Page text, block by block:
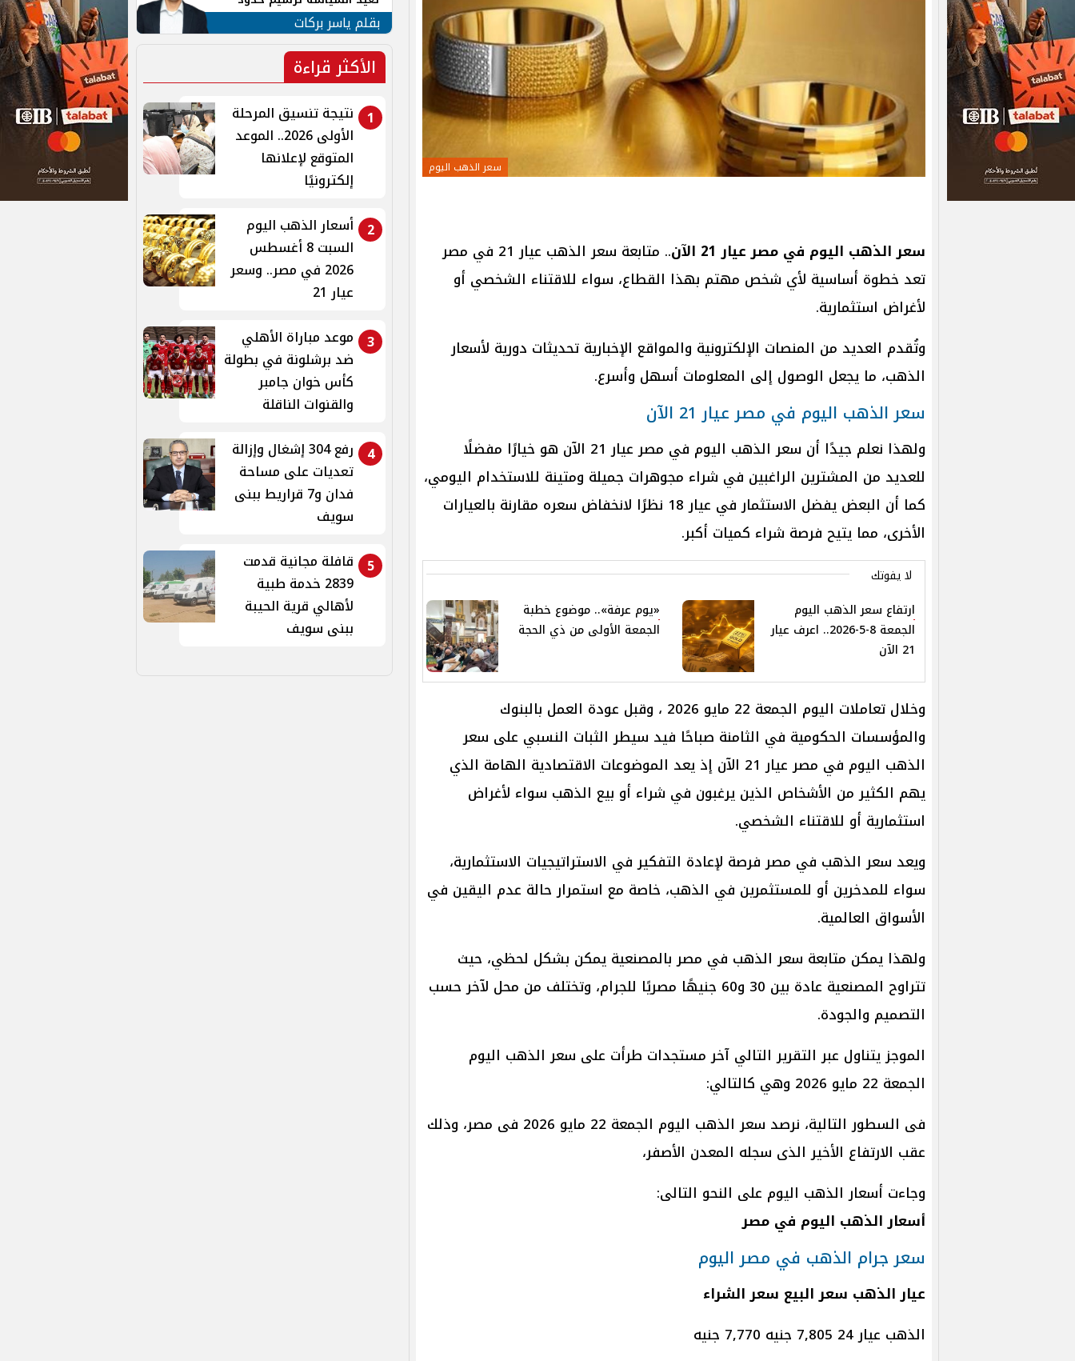
سعر الذهب اليوم
سعر الذهب اليوم في مصر عيار 21 الآن
.. متابعة سعر الذهب عيار 21 في مصر
تعد خطوة أساسية لأي شخص مهتم بهذا القطاع، سواء للاقتناء الشخصي أو
لأغراض استثمارية.
وتُقدم العديد من المنصات الإلكترونية والمواقع الإخبارية تحديثات دورية لأسعار
الذهب، ما يجعل الوصول إلى المعلومات أسهل وأسرع.
سعر الذهب اليوم في مصر عيار 21 الآن
ولهذا نعلم جيدًا أن سعر الذهب اليوم في مصر عيار 21 الآن هو خيارًا مفضلًا
للعديد من المشترين الراغبين في شراء مجوهرات جميلة ومتينة للاستخدام اليومي،
كما أن البعض يفضل الاستثمار في عيار 18 نظرًا لانخفاض سعره مقارنة بالعيارات
الأخرى، مما يتيح فرصة شراء كميات أكبر.
لا يفوتك
ارتفاع سعر الذهب اليوم
الجمعة 8-5-2026.. اعرف عيار
21 الآن
«يوم عرفة».. موضوع خطبة
الجمعة الأولى من ذي الحجة
وخلال تعاملات اليوم الجمعة 22 مايو 2026 ، وقبل عودة العمل بالبنوك
والمؤسسات الحكومية في الثامنة صباحًا فيد سيطر الثبات النسبي على سعر
الذهب اليوم في مصر عيار 21 الآن إذ يعد الموضوعات الاقتصادية الهامة الذي
يهم الكثير من الأشخاص الذين يرغبون في شراء أو بيع الذهب سواء لأغراض
استثمارية أو للاقتناء الشخصي.
ويعد سعر الذهب في مصر فرصة لإعادة التفكير في الاستراتيجيات الاستثمارية،
سواء للمدخرين أو للمستثمرين في الذهب، خاصة مع استمرار حالة عدم اليقين في
الأسواق العالمية.
ولهذا يمكن متابعة سعر الذهب في مصر بالمصنعية يمكن بشكل لحظي، حيث
تتراوح المصنعية عادة بين 30 و60 جنيهًا مصريًا للجرام، وتختلف من محل لآخر حسب
التصميم والجودة.
الموجز يتناول عبر التقرير التالي آخر مستجدات طرأت على سعر الذهب اليوم
الجمعة 22 مايو 2026 وهي كالتالي:
فى السطور التالية، نرصد سعر الذهب اليوم الجمعة 22 مايو 2026 فى مصر، وذلك
عقب الارتفاع الأخير الذى سجله المعدن الأصفر،
وجاءت أسعار الذهب اليوم على النحو التالى:
أسعار الذهب اليوم في مصر
سعر جرام الذهب في مصر اليوم
عيار الذهب سعر البيع سعر الشراء
الذهب عيار 24 7,805 جنيه 7,770 جنيه
الأمن القومي العربي
بقلم ياسر بركات
الأكثر قراءة
1
نتيجة تنسيق المرحلة
الأولى 2026.. الموعد
المتوقع لإعلانها
إلكترونيًا
2
أسعار الذهب اليوم
السبت 8 أغسطس
2026 في مصر.. وسعر
عيار 21
3 موعد مباراة الأهلي
ضد برشلونة في بطولة
كأس خوان جامبر
والقنوات الناقلة
4
رفع 304 إشغال وإزالة
تعديات على مساحة
فدان و7 قراريط ببنى
سويف
5
قافلة مجانية قدمت
2839 خدمة طبية
لأهالي قرية الحيبة
ببنى سويف